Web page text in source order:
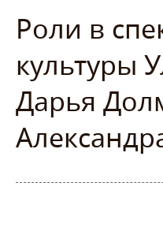
Роли в
культуры
Дарья